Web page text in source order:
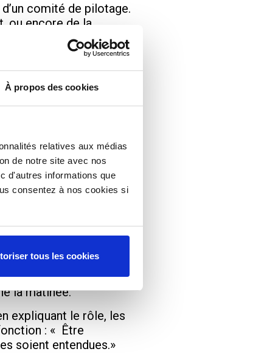
À propos des cookies
relatives aux médias
de notre site avec nos
d'autres informations que
consentez à nos cookies si
tous les cookies
comité de pilotage.
ou encore de la
et Mélanie Gros, du
– permettent à
voix comptent
les personnes
et mettant en lumière
de ceux qui n’ont
Catholique, France
de mieux
lors d’une
la matinée.
expliquant le rôle, les
: « Être
soient entendues.»